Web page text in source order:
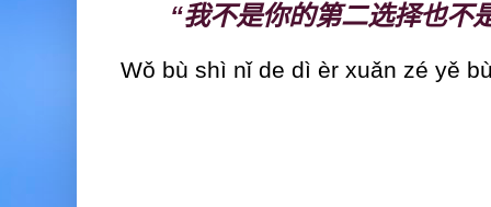
“我不是你的第二选择也不
Wǒ bù shì nǐ de dì èr xuǎn zé yě